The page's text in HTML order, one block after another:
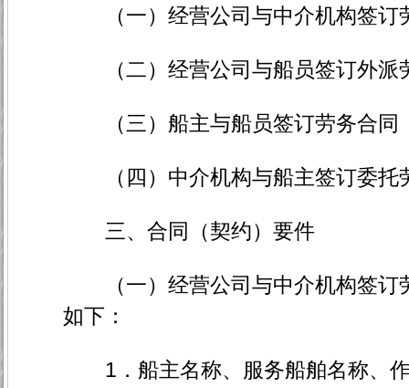
（一）经营公司与中介机构签订
（二）经营公司与船员签订外派
（三）船主与船员签订劳务合同
（四）中介机构与船主签订委托
三、合同（契约）要件
（一）经营公司与中介机构签订
如下：
1．船主名称、服务船舶名称、作